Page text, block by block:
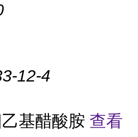
12-4
基醋酸胺 查看